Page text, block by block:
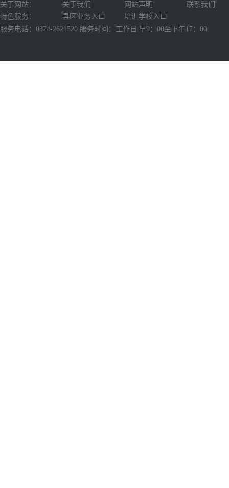
关于网站： 关于我们 网站声明
联系我们
特色服务：
县区业务入口
培训学校入口
服务电话：0374-2621520 服务时间：工作日 早9：00至下午17：00